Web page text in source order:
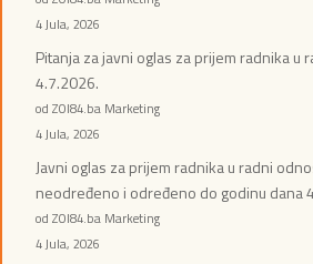
4 Jula, 2026
Pitanja za javni oglas za prijem radnika u
4.7.2026.
od ZOI84.ba Marketing
4 Jula, 2026
Javni oglas za prijem radnika u radni
neodređeno i određeno do godinu dana
od ZOI84.ba Marketing
4 Jula, 2026